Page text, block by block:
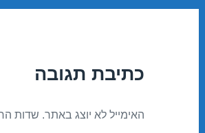
כתיבת תגובה
האימייל לא יוצג באתר. שדות